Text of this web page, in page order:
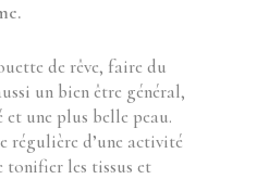
de rêve, faire du
un bien être général,
et une plus belle peau.
régulière d’une activité
tonifier les tissus et